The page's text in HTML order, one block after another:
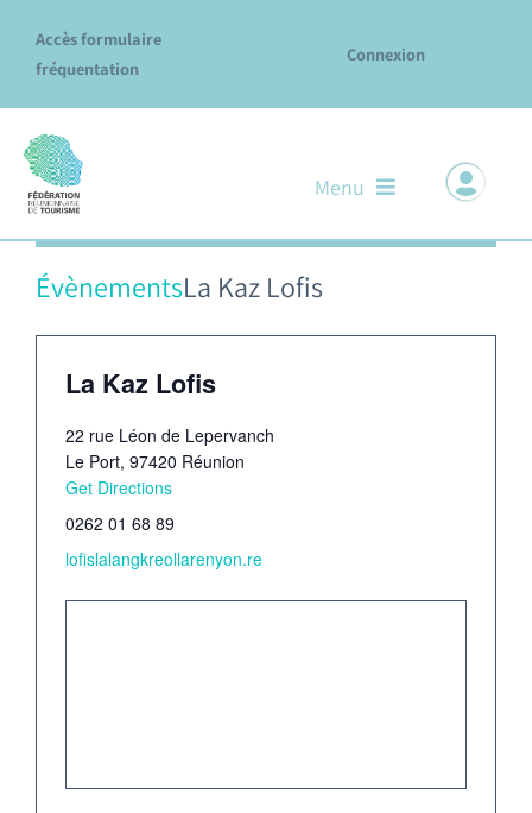
contenu
Accès formulaire
fréquentation
Connexion
Menu
Notre ADN
Le réseau des Offices
Explore La Réunion
Emploi tourisme
Il n’y a pas de évènements à venir.
ÉvènementsLa Kaz Lofis
La Kaz Lofis
22 rue Léon de Lepervanch
Le Port, 97420 Réunion
Get Directions
0262 01 68 89
lofislalangkreollarenyon.re